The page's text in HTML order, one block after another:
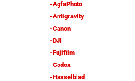
-AgfaPhoto
-Antigravity
-Canon
-DJI
-Fujifilm
-Godox
-Hasselblad